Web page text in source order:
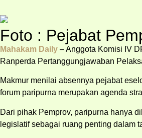
Foto : Pejabat
Mahakam Daily – Anggota Komisi IV
Ranperda Pertanggungjawaban
Makmur menilai absennya pejabat
forum paripurna merupakan agenda
Dari pihak Pemprov, paripurna hanya
legislatif sebagai ruang penting dalam